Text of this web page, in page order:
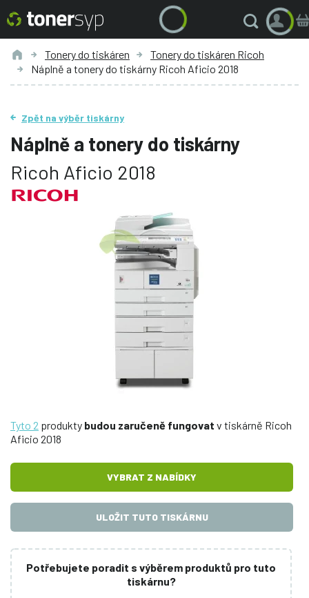
Tonery do tiskáren
Tonery do tiskáren Ricoh
Náplně a tonery do tiskárny Ricoh Aficio 2018
Zpět na výběr tiskárny
Náplně a tonery do tiskárny
Ricoh Aficio 2018
Tyto 2 produkty budou zaručeně fungovat v tiskárně Ricoh
Aficio 2018
VYBRAT Z NABÍDKY
ULOŽIT TUTO TISKÁRNU
Potřebujete poradit s výběrem produktů pro tuto
tiskárnu?